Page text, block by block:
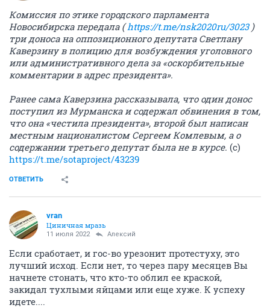
Комиссия по этике городского парламента
Новосибирска передала (https://t.me/nsk2020ru/3023)
три доноса на оппозиционного депутата Светлану
Каверзину в полицию для возбуждения уголовного
или административного дела за «оскорбительные
комментарии в адрес президента».
Ранее сама Каверзина рассказывала, что один донос
поступил из Мурманска и содержал обвинения в том,
что она «честила президента», второй был написан
местным националистом Сергеем Комлевым, а о
содержании третьего депутат была не в курсе. (с)
https://t.me/sotaproject/43239
ОТВЕТИТЬ
vran
Циничная мразь
11 июля 2022 Алексий
Если сработает, и гос-во урезонит протестуху, это
лучший исход. Если нет, то через пару месяцев Вы
начнете стонать, что кто-то облил ее краской,
закидал тухлыми яйцами или еще хуже. К успеху
идете....